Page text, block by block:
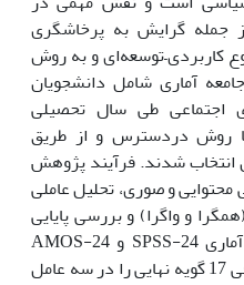
جمله گرایش به پرخاشگری
کاربردی–توسعه‌ای و به روش
آماری شامل دانشجویان
اجتماعی طی سال تحصیلی
که با روش در‌دسترس و از طریق
720 نفر از آنان انتخاب شدند. فرآیند پژوهش
محتوایی و صوری، تحلیل عاملی
و واگرا) و بررسی پایایی
بود. تحلیل داده‌ها با نرم‌افزار آماری SPSS-24 و AMOS-24
انجام گرفت. تحلیل عاملی اکتشافی 17 گویه نهایی را در سه عامل